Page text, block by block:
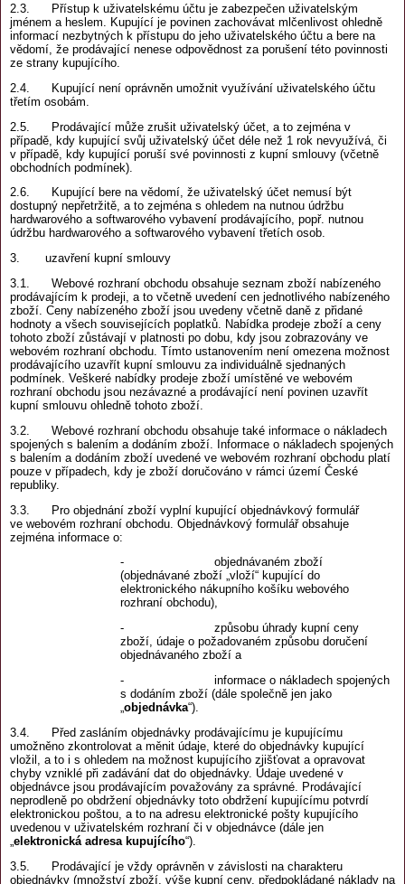
2.3. Přístup k uživatelskému účtu je zabezpečen uživatelským
jménem a heslem. Kupující je povinen zachovávat mlčenlivost ohledně
informací nezbytných k přístupu do jeho uživatelského účtu a bere na
vědomí, že prodávající nenese odpovědnost za porušení této povinnosti
ze strany kupujícího.
2.4. Kupující není oprávněn umožnit využívání uživatelského účtu
třetím osobám.
2.5. Prodávající může zrušit uživatelský účet, a to zejména v
případě, kdy kupující svůj uživatelský účet déle než 1 rok nevyužívá, či
v případě, kdy kupující poruší své povinnosti z kupní smlouvy (včetně
obchodních podmínek).
2.6. Kupující bere na vědomí, že uživatelský účet nemusí být
dostupný nepřetržitě, a to zejména s ohledem na nutnou údržbu
hardwarového a softwarového vybavení prodávajícího, popř. nutnou
údržbu hardwarového a softwarového vybavení třetích osob.
3. uzavření kupní smlouvy
3.1. Webové rozhraní obchodu obsahuje seznam zboží nabízeného
prodávajícím k prodeji, a to včetně uvedení cen jednotlivého nabízeného
zboží. Ceny nabízeného zboží jsou uvedeny včetně daně z přidané
hodnoty a všech souvisejících poplatků. Nabídka prodeje zboží a ceny
tohoto zboží zůstávají v platnosti po dobu, kdy jsou zobrazovány ve
webovém rozhraní obchodu. Tímto ustanovením není omezena možnost
prodávajícího uzavřít kupní smlouvu za individuálně sjednaných
podmínek. Veškeré nabídky prodeje zboží umístěné ve webovém
rozhraní obchodu jsou nezávazné a prodávající není povinen uzavřít
kupní smlouvu ohledně tohoto zboží.
3.2. Webové rozhraní obchodu obsahuje také informace o nákladech
spojených s balením a dodáním zboží. Informace o nákladech spojených
s balením a dodáním zboží uvedené ve webovém rozhraní obchodu platí
pouze v případech, kdy je zboží doručováno v rámci území České
republiky.
3.3. Pro objednání zboží vyplní kupující objednávkový formulář
ve webovém rozhraní obchodu. Objednávkový formulář obsahuje
zejména informace o:
- objednávaném zboží
(objednávané zboží „vloží“ kupující do
elektronického nákupního košíku webového
rozhraní obchodu),
- způsobu úhrady kupní ceny
zboží, údaje o požadovaném způsobu doručení
objednávaného zboží a
- informace o nákladech spojených
s dodáním zboží (dále společně jen jako
„objednávka“).
3.4. Před zasláním objednávky prodávajícímu je kupujícímu
umožněno zkontrolovat a měnit údaje, které do objednávky kupující
vložil, a to i s ohledem na možnost kupujícího zjišťovat a opravovat
chyby vzniklé při zadávání dat do objednávky. Údaje uvedené v
objednávce jsou prodávajícím považovány za správné. Prodávající
neprodleně po obdržení objednávky toto obdržení kupujícímu potvrdí
elektronickou poštou, a to na adresu elektronické pošty kupujícího
uvedenou v uživatelském rozhraní či v objednávce (dále jen
elektronická adresa kupujícího“).
3.5. Prodávající je vždy oprávněn v závislosti na charakteru
objednávky (množství zboží, výše kupní ceny, předpokládané náklady na